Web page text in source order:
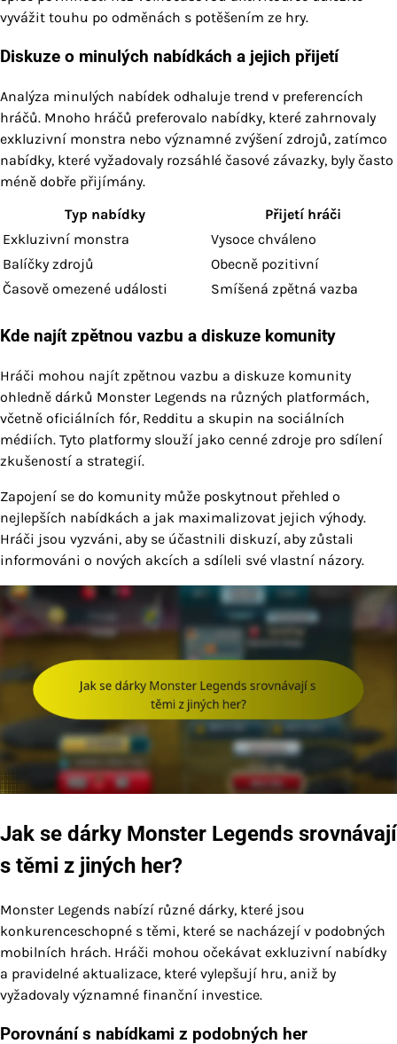
vyvážit touhu po odměnách s potěšením ze hry.
Diskuze o minulých nabídkách a jejich přijetí
Analýza minulých nabídek odhaluje trend v preferencích
hráčů. Mnoho hráčů preferovalo nabídky, které zahrnovaly
exkluzivní monstra nebo významné zvýšení zdrojů, zatímco
nabídky, které vyžadovaly rozsáhlé časové závazky, byly často
méně dobře přijímány.
Typ nabídky
Přijetí hráči
Exkluzivní monstra
Vysoce chváleno
Balíčky zdrojů
Obecně pozitivní
Časově omezené události
Smíšená zpětná vazba
Kde najít zpětnou vazbu a diskuze komunity
Hráči mohou najít zpětnou vazbu a diskuze komunity
ohledně dárků Monster Legends na různých platformách,
včetně oficiálních fór, Redditu a skupin na sociálních
médiích. Tyto platformy slouží jako cenné zdroje pro sdílení
zkušeností a strategií.
Zapojení se do komunity může poskytnout přehled o
nejlepších nabídkách a jak maximalizovat jejich výhody.
Hráči jsou vyzváni, aby se účastnili diskuzí, aby zůstali
informováni o nových akcích a sdíleli své vlastní názory.
Jak se dárky Monster Legends srovnávají
s těmi z jiných her?
Monster Legends nabízí různé dárky, které jsou
konkurenceschopné s těmi, které se nacházejí v podobných
mobilních hrách. Hráči mohou očekávat exkluzivní nabídky
a pravidelné aktualizace, které vylepšují hru, aniž by
vyžadovaly významné finanční investice.
Porovnání s nabídkami z podobných her